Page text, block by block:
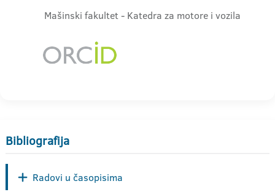
Mašinski fakultet - Katedra za motore i vozila
Bibliografija
Radovi u časopisima